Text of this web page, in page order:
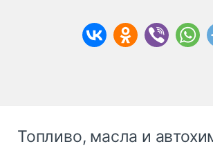
Топливо, масла и